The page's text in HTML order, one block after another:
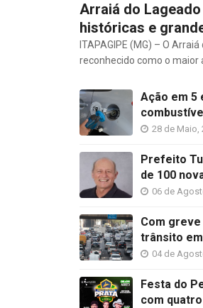
Arraiá do
históricas e
ITAPAGIPE (MG) – O
reconhecido como o maior
Ação em 5
28 de Maio,
Prefeito
de 100
06 de
Com
trânsito em
04 de
Festa do
com